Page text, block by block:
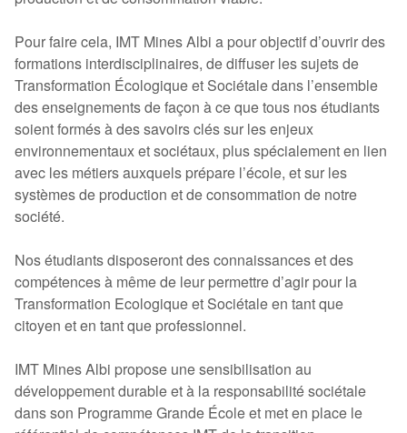
Pour faire cela, IMT Mines Albi a pour objectif d’ouvrir des
formations interdisciplinaires, de diffuser les sujets de
Transformation Écologique et Sociétale dans l’ensemble
des enseignements de façon à ce que tous nos étudiants
soient formés à des savoirs clés sur les enjeux
environnementaux et sociétaux, plus spécialement en lien
avec les métiers auxquels prépare l’école, et sur les
systèmes de production et de consommation de notre
société.
Nos étudiants disposeront des connaissances et des
compétences à même de leur permettre d’agir pour la
Transformation Ecologique et Sociétale en tant que
citoyen et en tant que professionnel.
IMT Mines Albi propose une sensibilisation au
développement durable et à la responsabilité sociétale
dans son Programme Grande École et met en place le